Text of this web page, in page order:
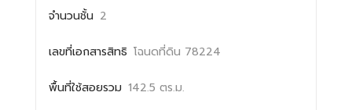
จำนวนชั้น 2
เลขที่เอกสารสิทธิ โฉนดที่ดิน 78224
พื้นที่ใช้สอยรวม 142.5 ตร.ม.